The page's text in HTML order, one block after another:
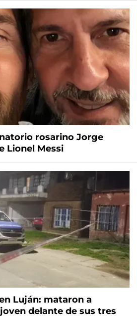
rosarino Jorge
Lionel Messi
Luján: mataron a
delante de sus tres